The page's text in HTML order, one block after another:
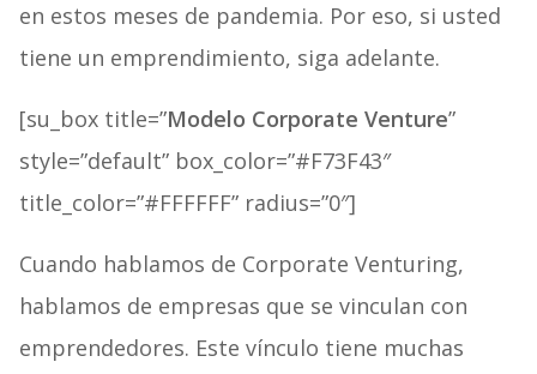
en estos meses de pandemia. Por eso, si usted
tiene un emprendimiento, siga adelante.
[su_box title=”Modelo Corporate Venture”
style=”default” box_color=”#F73F43″
title_color=”#FFFFFF” radius=”0″]
Cuando hablamos de Corporate Venturing,
hablamos de empresas que se vinculan con
emprendedores. Este vínculo tiene muchas